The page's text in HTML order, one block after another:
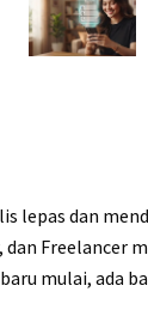
lepas dan
Freelancer
mulai, ada